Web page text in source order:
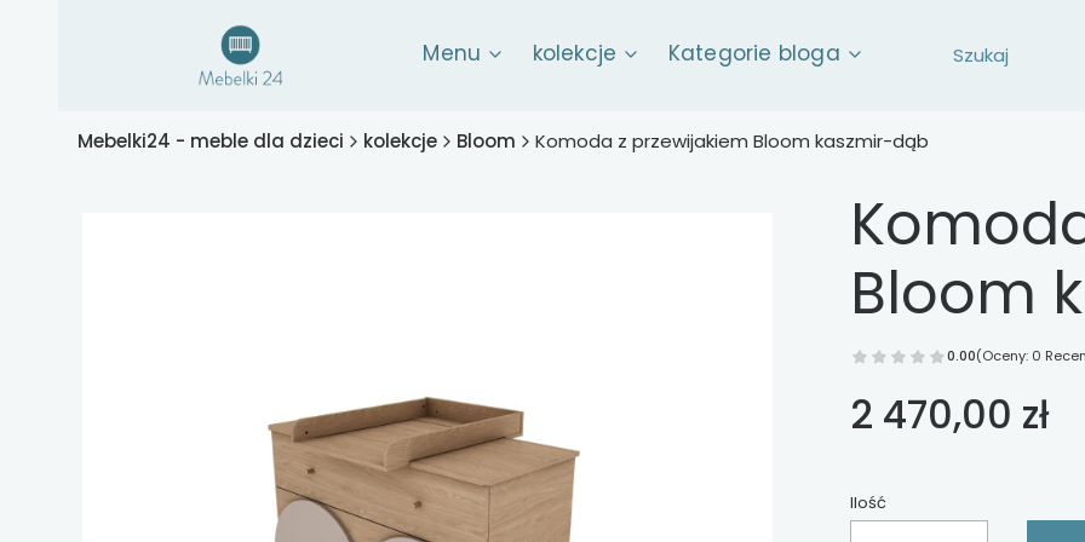
Menu kolekcje Kategorie bloga
Mebelki24 - meble dla dzieci kolekcje Bloom Komoda z przewijakiem Bloom kaszmir-dąb
Bloom
0.00(Oceny: 0
Cena
2 470,00 zł
Ilość